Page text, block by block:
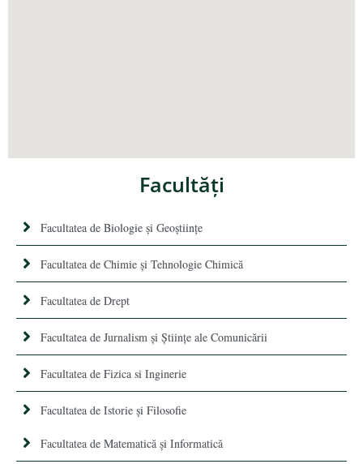
Facultăţi
Facultatea de Biologie și Geoștiințe
Facultatea de Chimie şi Tehnologie Chimică
Facultatea de Drept
Facultatea de Jurnalism şi Ştiinţe ale Comunicării
Facultatea de Fizica si Inginerie
Facultatea de Istorie şi Filosofie
Facultatea de Matematică şi Informatică